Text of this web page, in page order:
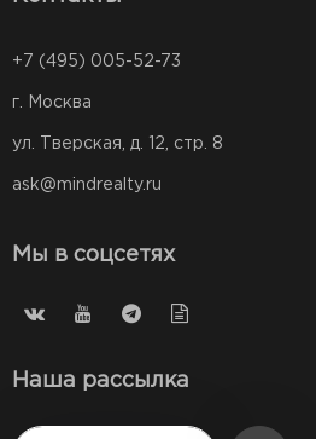
+7 (495) 005-52-73
г. Москва
ул. Тверская, д. 12, стр. 8
ask@mindrealty.ru
Мы в соцсетях
Наша рассылка